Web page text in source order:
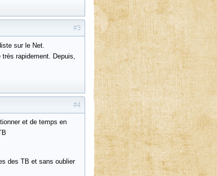
#3
sur le Net.
rapidement. Depuis,
#4
et de temps en
des TB et sans oublier